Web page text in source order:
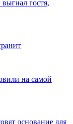
гостя,
на самой
основание для